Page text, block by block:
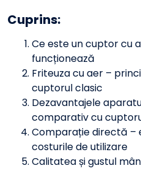
Cuprins:
Ce este un cuptor cu
funcționează
Friteuza cu aer –
cuptorul clasic
Dezavantajele
comparativ cu
Comparație directă –
costurile de utilizare
Calitatea și gustul